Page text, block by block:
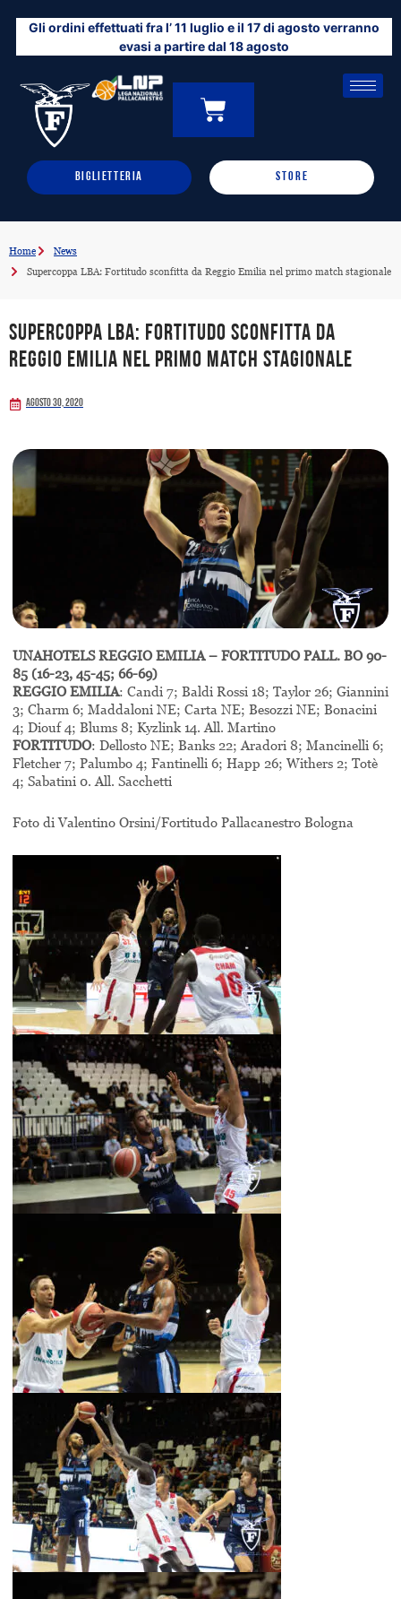
contenuto
Gli ordini effettuati fra l’ 11 luglio e il 17 di agosto verranno
evasi a partire dal 18 agosto
0
CARRELLO
BIGLIETTERIA STORE
Home
News
Supercoppa LBA: Fortitudo sconfitta da Reggio Emilia nel primo match stagionale
Supercoppa LBA: Fortitudo sconfitta da
Reggio Emilia nel primo match stagionale
Agosto 30, 2020
UNAHOTELS REGGIO EMILIA – FORTITUDO PALL. BO 90-
85 (16-23, 45-45; 66-69)
REGGIO EMILIA: Candi 7; Baldi Rossi 18; Taylor 26; Giannini
3; Charm 6; Maddaloni NE; Carta NE; Besozzi NE; Bonacini
4; Diouf 4; Blums 8; Kyzlink 14. All. Martino
FORTITUDO: Dellosto NE; Banks 22; Aradori 8; Mancinelli 6;
Fletcher 7; Palumbo 4; Fantinelli 6; Happ 26; Withers 2; Totè
4; Sabatini 0. All. Sacchetti
Foto di Valentino Orsini/Fortitudo Pallacanestro Bologna